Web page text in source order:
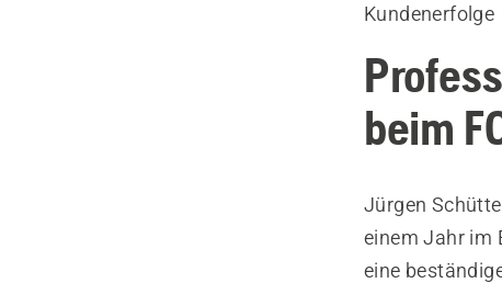
Kundenerfolge
beim
Jürgen
einem Jahr im
eine